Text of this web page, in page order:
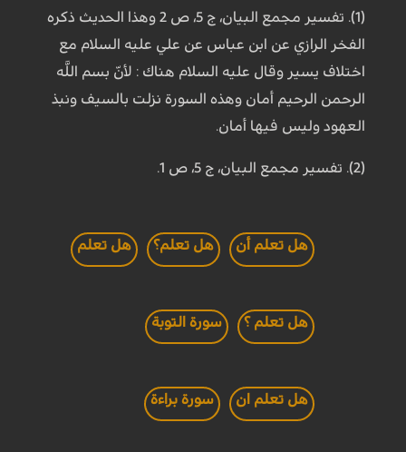
(1). تفسير مجمع البيان، ج 5، ص 2 وهذا الحديث ذكره
الفخر الرازي عن ابن عباس عن علي عليه السلام مع
اختلاف يسير وقال عليه السلام هناك : لأنّ بسم اللَّه
الرحمن الرحيم أمان وهذه السورة نزلت بالسيف ونبذ
العهود وليس فيها أمان.
(2). تفسير مجمع البيان، ج 5، ص 1.
هل تعلم أن هل تعلم؟ هل تعلم
هل تعلم ؟ سورة التوبة
هل تعلم ان سورة براءة